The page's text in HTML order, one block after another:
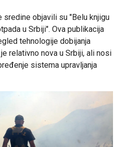
objavili su "Belu knjigu
u Srbiji". Ova publikacija
tehnologije dobijanja
relativno nova u Srbiji, ali nosi
sistema upravljanja